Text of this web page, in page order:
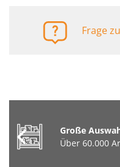
Frage
Große
Über 60.000